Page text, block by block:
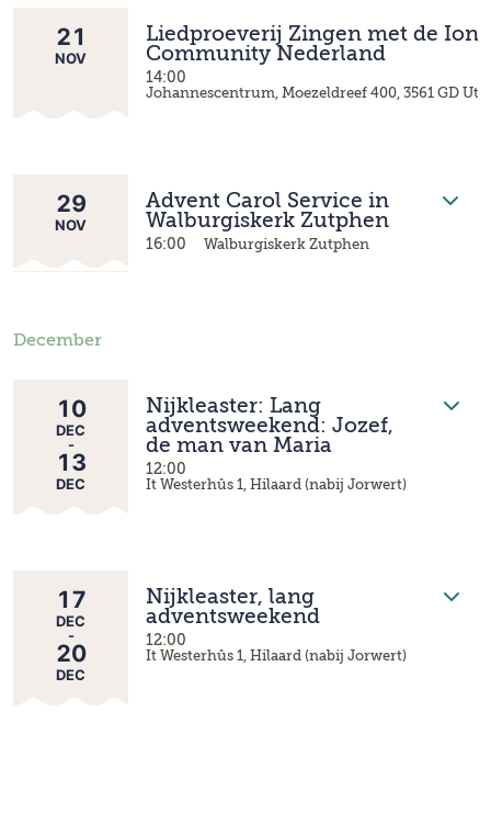
21
NOV
Liedproeverij Zingen met de Iona
Community Nederland
14:00
Johannescentrum, Moezeldreef 400, 3561 GD
29
NOV
Advent Carol Service in
Walburgiskerk Zutphen
16:00 Walburgiskerk Zutphen
December
10
DEC
-
13
DEC
Nijkleaster: Lang
adventsweekend: Jozef,
de man van Maria
12:00
It Westerhûs 1, Hilaard (nabij Jorwert)
17
DEC
-
20
DEC
Nijkleaster, lang
adventsweekend
12:00
It Westerhûs 1, Hilaard (nabij Jorwert)